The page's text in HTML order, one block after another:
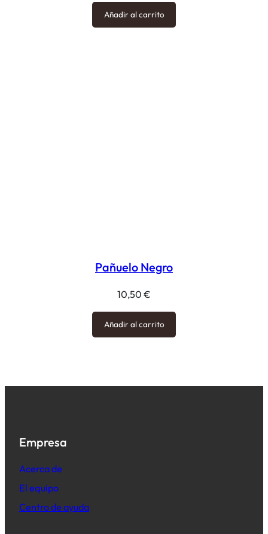
Añadir al carrito
Pañuelo Negro
10,50 €
Añadir al carrito
Empresa
Acerca de
El equipo
Centro de ayuda